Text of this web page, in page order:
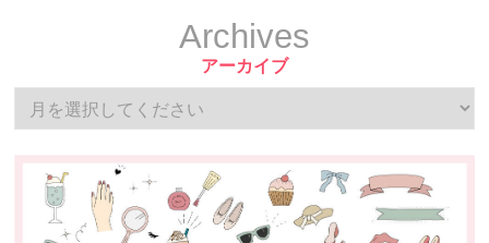
Archives
アーカイブ